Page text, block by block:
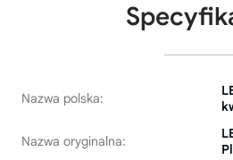
Nazwa polska:
Nazwa oryginalna: